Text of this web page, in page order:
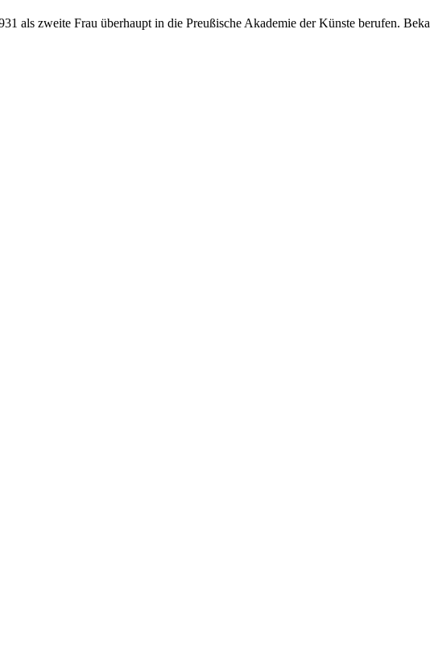
als zweite Frau überhaupt in die Preußische Akademie der Künste berufen.